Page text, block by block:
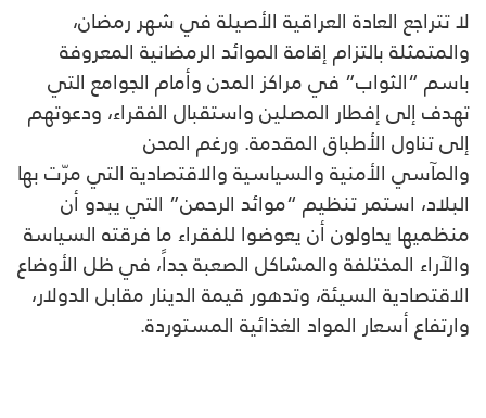
لا تتراجع العادة العراقية الأصيلة في شهر رمضان،
والمتمثلة بالتزام إقامة الموائد الرمضانية المعروفة
باسم “الثواب” في مراكز المدن وأمام الجوامع التي
تهدف إلى إفطار المصلين واستقبال الفقراء، ودعوتهم
إلى تناول الأطباق المقدمة. ورغم المحن
والمآسي الأمنية والسياسية والاقتصادية التي مرّت بها
البلاد، استمر تنظيم “موائد الرحمن” التي يبدو أن
منظميها يحاولون أن يعوضوا للفقراء ما فرقته السياسة
والآراء المختلفة والمشاكل الصعبة جداً، في ظل الأوضاع
الاقتصادية السيئة، وتدهور قيمة الدينار مقابل الدولار،
وارتفاع أسعار المواد الغذائية المستوردة.